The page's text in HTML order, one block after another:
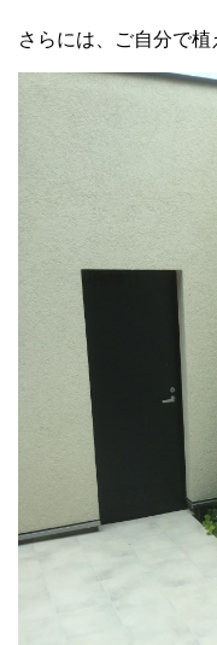
さらには、ご自分で植